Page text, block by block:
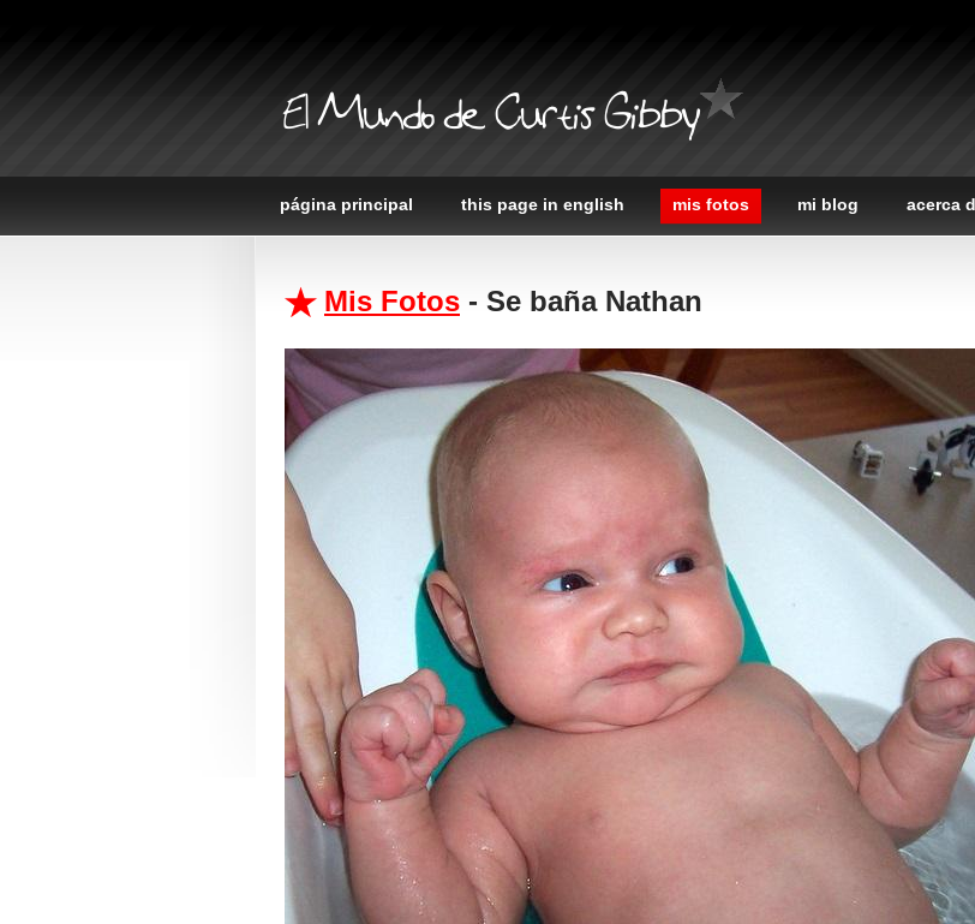
El Mundo de Curtis Gibby
página principal this page in english mis fotos mi blog acerca
Mis Fotos - Se baña Nathan